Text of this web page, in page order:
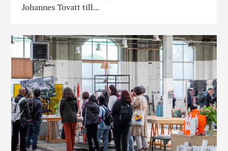
Johannes Tovatt till…